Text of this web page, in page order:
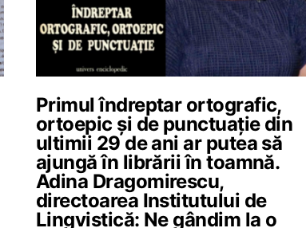
Primul îndreptar ortografic,
ortoepic și de punctuație din
ultimii 29 de ani ar putea să
ajungă în librării în toamnă.
Adina Dragomirescu,
directoarea Institutului de
Lingvistică: Ne gândim la o